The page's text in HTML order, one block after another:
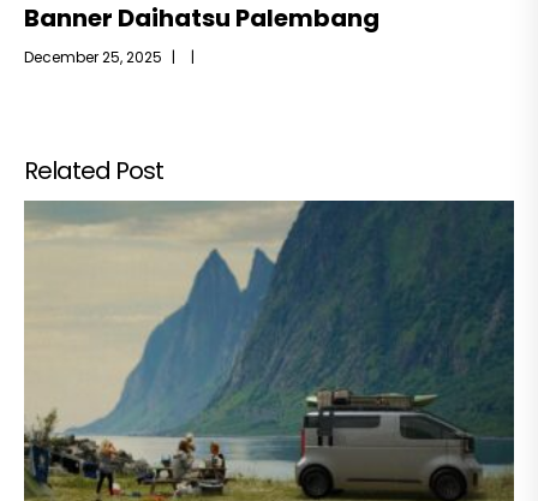
Banner Daihatsu Palembang
December 25, 2025
Related Post